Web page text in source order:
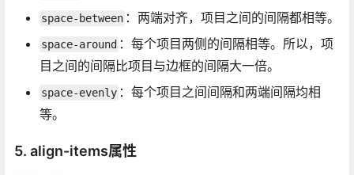
space-between ：两端对齐，项目之间的间隔都相等。
space-around ：每个项目两侧的间隔相等。所以，项
目之间的间隔比项目与边框的间隔大一倍。
space-evenly ：每个项目之间间隔和两端间隔均相
等。
5. align-items属性